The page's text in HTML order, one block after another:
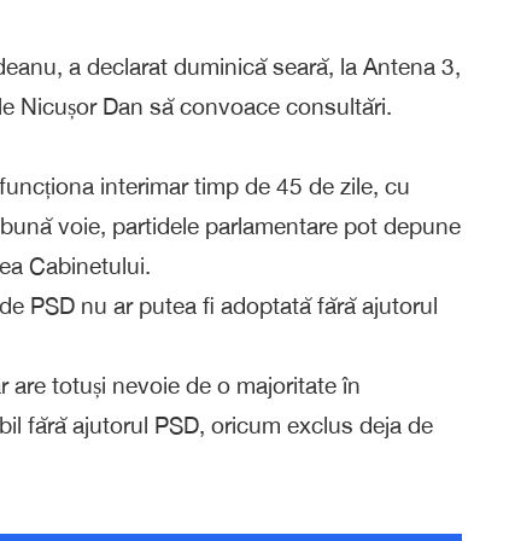
a declarat duminică seară, la Antena 3,
Nicușor Dan să convoace consultări.
interimar timp de 45 de zile, cu
voie, partidele parlamentare pot depune
Cabinetului.
PSD nu ar putea fi adoptată fără ajutorul
are totuși nevoie de o majoritate în
fără ajutorul PSD, oricum exclus deja de